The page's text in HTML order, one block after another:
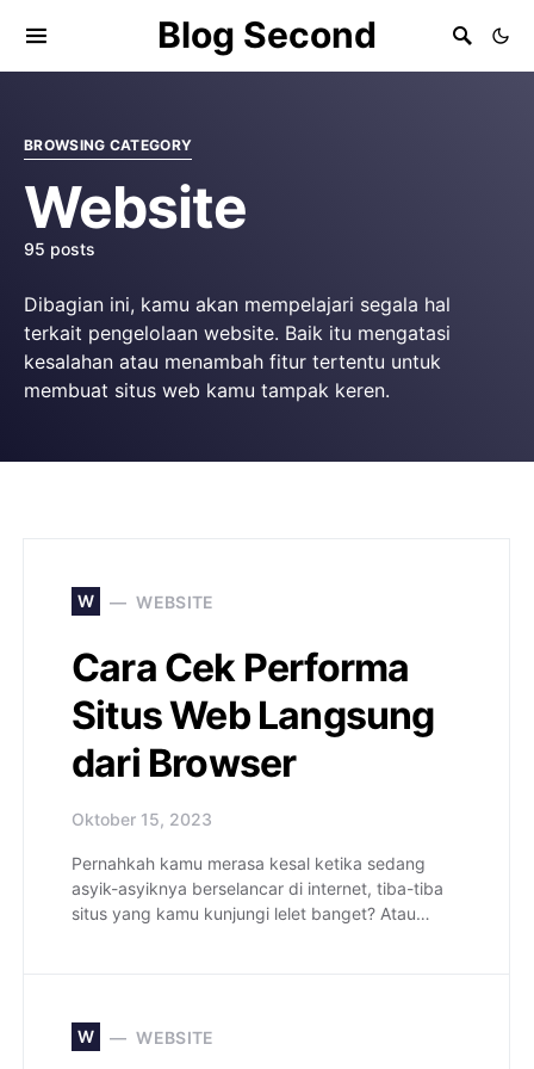
Blog Second
BROWSING CATEGORY
Website
95 posts
Dibagian ini, kamu akan mempelajari segala hal
terkait pengelolaan website. Baik itu mengatasi
kesalahan atau menambah fitur tertentu untuk
membuat situs web kamu tampak keren.
W WEBSITE
Cara Cek Performa
Situs Web Langsung
dari Browser
Oktober 15, 2023
Pernahkah kamu merasa kesal ketika sedang
asyik-asyiknya berselancar di internet, tiba-tiba
situs yang kamu kunjungi lelet banget? Atau…
W WEBSITE